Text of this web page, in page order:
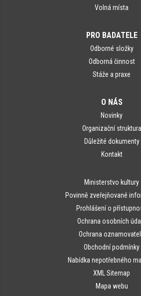
Volná místa
PRO BADATELE
Odborné složky
Odborná činnost
Stáže a praxe
O NÁS
Novinky
Organizační struktura
Důležité dokumenty
Kontakt
Ministerstvo kultury
Povinně zveřejňované
Prohlášení o
Ochrana osobních
Ochrana
Obchodní podmínky
Nabídka nepotřebného
XML Sitemap
Mapa webu